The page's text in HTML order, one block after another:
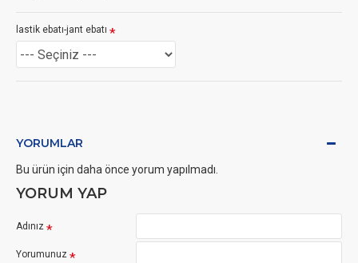
lastik ebatı-jant ebatı
YORUMLAR
Bu ürün için daha önce yorum yapılmadı.
YORUM YAP
Adınız
Yorumunuz